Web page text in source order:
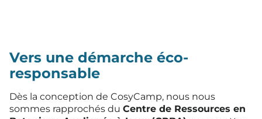
Vers une démarche éco-
responsable
Dès la conception de CosyCamp, nous nous
sommes rapprochés du Centre de Ressources en